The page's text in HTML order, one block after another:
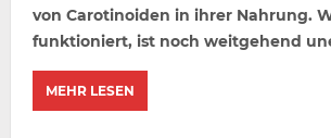
von Carotinoiden in ihrer Nahrung.
funktioniert, ist noch weitgehend
MEHR LESEN